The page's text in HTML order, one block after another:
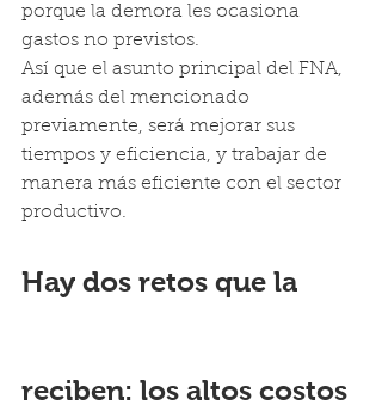
porque la demora les ocasiona
gastos no previstos.
Así que el asunto principal del FNA,
además del mencionado
previamente, será mejorar sus
tiempos y eficiencia, y trabajar de
manera más eficiente con el sector
productivo.
Hay dos retos que la
reciben: los altos costos